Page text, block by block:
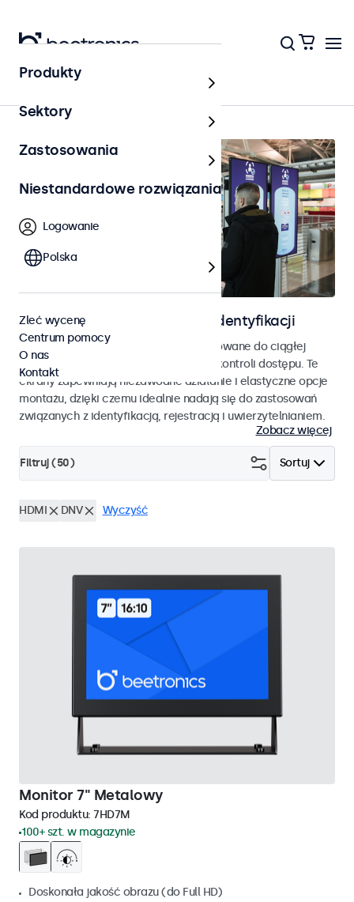
Strona główna
Ekrany do kontroli dostępu i identyfikacji
Monitory i ekrany dotykowe zaprojektowane do ciągłej
pracy i płynnej integracji z systemami kontroli dostępu. Te
ekrany zapewniają niezawodne działanie i elastyczne opcje
montażu, dzięki czemu idealnie nadają się do zastosowań
związanych z identyfikacją, rejestracją i uwierzytelnianiem.
Zobacz więcej
Sortuj
Filtruj (50)
HDMI DNV Wyczyść
Monitor 7" Metalowy
Kod produktu: 7HD7M
100+ szt. w magazynie
Doskonała jakość obrazu (do Full HD)
Produkty
Sektory
Zastosowania
Niestandardowe rozwiązania
Logowanie
Polska
Zleć wycenę
Centrum pomocy
O nas
Kontakt